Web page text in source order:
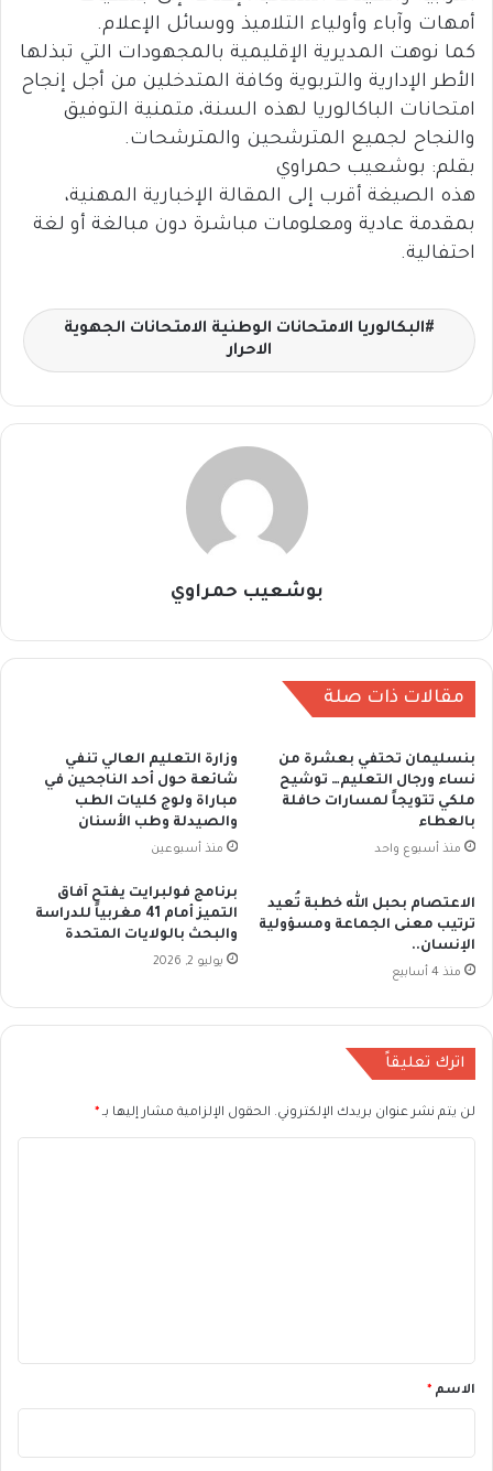
أمهات وآباء وأولياء التلاميذ ووسائل الإعلام.
كما نوهت المديرية الإقليمية بالمجهودات التي تبذلها
الأطر الإدارية والتربوية وكافة المتدخلين من أجل إنجاح
امتحانات الباكالوريا لهذه السنة، متمنية التوفيق
والنجاح لجميع المترشحين والمترشحات.
بقلم: بوشعيب حمراوي
هذه الصيغة أقرب إلى المقالة الإخبارية المهنية،
بمقدمة عادية ومعلومات مباشرة دون مبالغة أو لغة
احتفالية.
البكالوريا الامتحانات الوطنية الامتحانات الجهوية
الاحرار
بوشعيب حمراوي
مقالات ذات صلة
بنسليمان تحتفي بعشرة من
نساء ورجال التعليم… توشيح
ملكي تتويجاً لمسارات حافلة
بالعطاء
منذ أسبوع واحد
وزارة التعليم العالي تنفي
شائعة حول أحد الناجحين في
مباراة ولوج كليات الطب
والصيدلة وطب الأسنان
منذ أسبوعين
الاعتصام بحبل الله خطبة تُعيد
ترتيب معنى الجماعة ومسؤولية
الإنسان..
منذ 4 أسابيع
برنامج فولبرايت يفتح آفاق
التميز أمام 41 مغربياً للدراسة
والبحث بالولايات المتحدة
يوليو 2, 2026
اترك تعليقاً
لن يتم نشر عنوان بريدك الإلكتروني. الحقول الإلزامية مشار إليها بـ *
*الاسم *